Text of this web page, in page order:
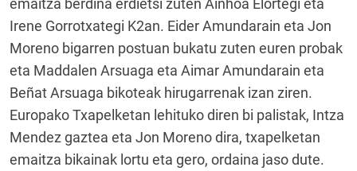
emaitza berdina erdietsi zuten Ainhoa Elortegi eta
Irene Gorrotxategi K2an. Eider Amundarain eta Jon
Moreno bigarren postuan bukatu zuten euren probak
eta Maddalen Arsuaga eta Aimar Amundarain eta
Beñat Arsuaga bikoteak hirugarrenak izan ziren.
Europako Txapelketan lehituko diren bi palistak, Intza
Mendez gaztea eta Jon Moreno dira, txapelketan
emaitza bikainak lortu eta gero, ordaina jaso dute.